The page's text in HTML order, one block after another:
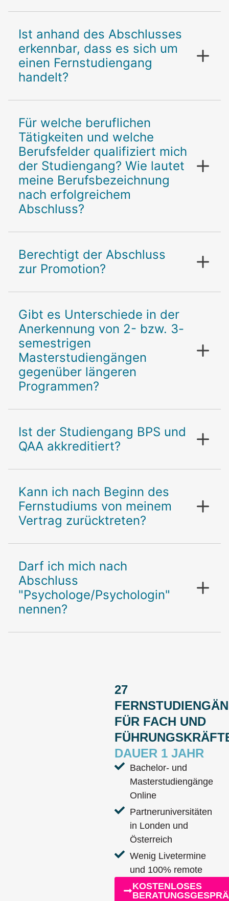
Ist anhand des Abschlusses
erkennbar, dass es sich um
einen Fernstudiengang
handelt?
Für welche beruflichen
Tätigkeiten und welche
Berufsfelder qualifiziert mich
der Studiengang? Wie lautet
meine Berufsbezeichnung
nach erfolgreichem
Abschluss?
Berechtigt der Abschluss
zur Promotion?
Gibt es Unterschiede in der
Anerkennung von 2- bzw. 3-
semestrigen
Masterstudiengängen
gegenüber längeren
Programmen?
Ist der Studiengang BPS und
QAA akkreditiert?
Kann ich nach Beginn des
Fernstudiums von meinem
Vertrag zurücktreten?
Darf ich mich nach
Abschluss
"Psychologe/Psychologin"
nennen?
27
FÜR FACH UND
DAUER 1 JAHR
Bachelor- und
Masterstudiengänge
Online
Partneruniversitäten
in Londen und
Österreich
Wenig Livetermine
und 100% remote
KOSTENLOSES